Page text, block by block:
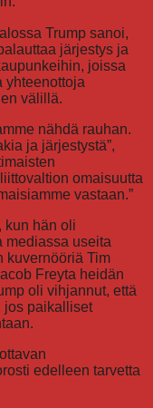
Trump sanoi,
järjestys ja
joissa
yhteenottoja
välillä.
nähdä rauhan.
ja järjestystä”,
omaisuutta
vastaan.”
kun hän oli
mediassa useita
kuvernööriä Tim
Freyta heidän
oli vihjannut, että
jos paikalliset
edelleen tarvetta